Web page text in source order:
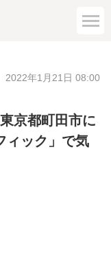
2022年1月21日 08:00
京都町田市に
ィック」で気